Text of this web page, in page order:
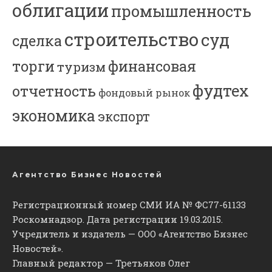
облигациипромышленность
сделкастроительствосуд
торгитуризм финансовая
отчетность фондовый рынок фудтех
экономика экспорт
Агентство Бизнес Новостей
Регистрационный номер СМИ ИА № ФС77-61133
Роскомнадзор. Дата регистрации 19.03.2015.
Учредитель и издатель — ООО «Агентство Бизнес
Новостей».
Главный редактор — Третьяков Олег